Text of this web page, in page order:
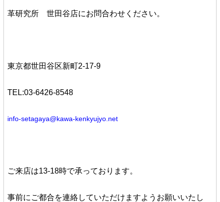
革研究所 世田谷店にお問合わせください。
東京都世田谷区新町2-17-9
TEL:03-6426-8548
info-setagaya@kawa-kenkyujyo.net
ご来店は13-18時で承っております。
事前にご都合を連絡していただけますようお願いいたし